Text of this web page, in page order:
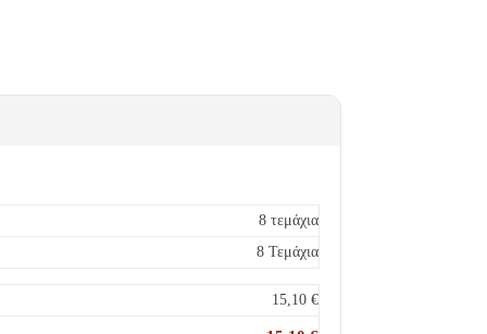
8 τεμάχια
8 Τεμάχια
15,10 €